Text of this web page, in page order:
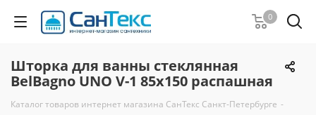
0
Шторка для ванны стеклянная
BelBagno UNO V-1 85х150 распашная
Каталог товаров интернет магазина СанТекс Санкт-Петербурге -